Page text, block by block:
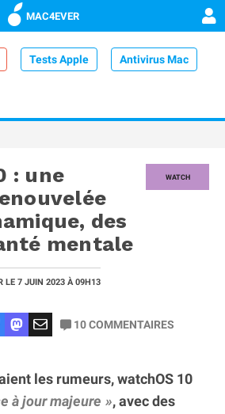
MAC4EVER
Tests Apple Antivirus Mac
WATCH
: une
des
mentale
LE 7 JUIN 2023 À 09H13
10COMMENTAIRES
les rumeurs, watchOS 10
à jour majeure
, avec des